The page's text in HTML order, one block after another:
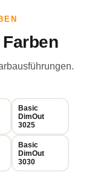
Basic
DimOut
3025
Basic
DimOut
3030